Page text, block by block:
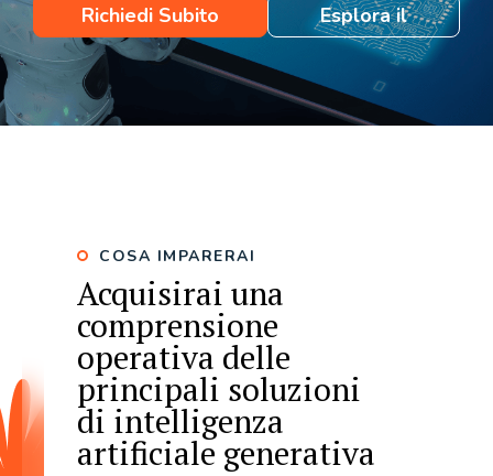
Richiedi Subito
Informazioni
Esplora il
programma
COSA IMPARERAI
Acquisirai una
comprensione
operativa delle
principali soluzioni
di intelligenza
artificiale generativa